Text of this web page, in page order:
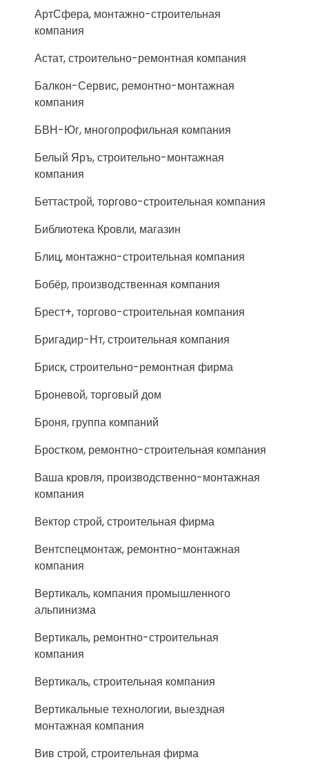
АртСфера, монтажно-строительная
компания
Астат, строительно-ремонтная компания
Балкон-Сервис, ремонтно-монтажная
компания
БВН-Юг, многопрофильная компания
Белый Яръ, строительно-монтажная
компания
Беттастрой, торгово-строительная компания
Библиотека Кровли, магазин
Блиц, монтажно-строительная компания
Бобёр, производственная компания
Брест+, торгово-строительная компания
Бригадир-Нт, строительная компания
Бриск, строительно-ремонтная фирма
Броневой, торговый дом
Броня, группа компаний
Бростком, ремонтно-строительная компания
Ваша кровля, производственно-монтажная
компания
Вектор строй, строительная фирма
Вентспецмонтаж, ремонтно-монтажная
компания
Вертикаль, компания промышленного
альпинизма
Вертикаль, ремонтно-строительная
компания
Вертикаль, строительная компания
Вертикальные технологии, выездная
монтажная компания
Вив строй, строительная фирма